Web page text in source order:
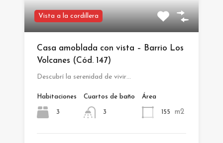
Vista a la cordillera
Casa amoblada con vista – Barrio Los
Volcanes (Cód. 147)
Descubrí la serenidad de vivir…
Habitaciones
3
Cuartos de baño
3
Área
155 m2